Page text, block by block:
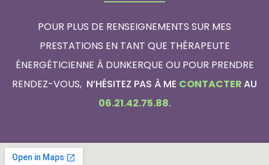
POUR PLUS DE RENSEIGNEMENTS SUR MES
PRESTATIONS EN TANT QUE THÉRAPEUTE
ÉNERGÉTICIENNE À DUNKERQUE OU POUR PRENDRE
RENDEZ-VOUS, N’HÉSITEZ PAS À ME CONTACTERAU
06.21.42.75.88.